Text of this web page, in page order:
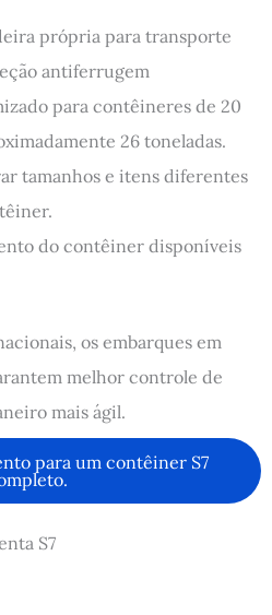
própria para transporte
antiferrugem
para contêineres de 20
26 toneladas.
tamanhos e itens diferentes
do contêiner disponíveis
os embarques em
melhor controle de
mais ágil.
para um contêiner S7
S7